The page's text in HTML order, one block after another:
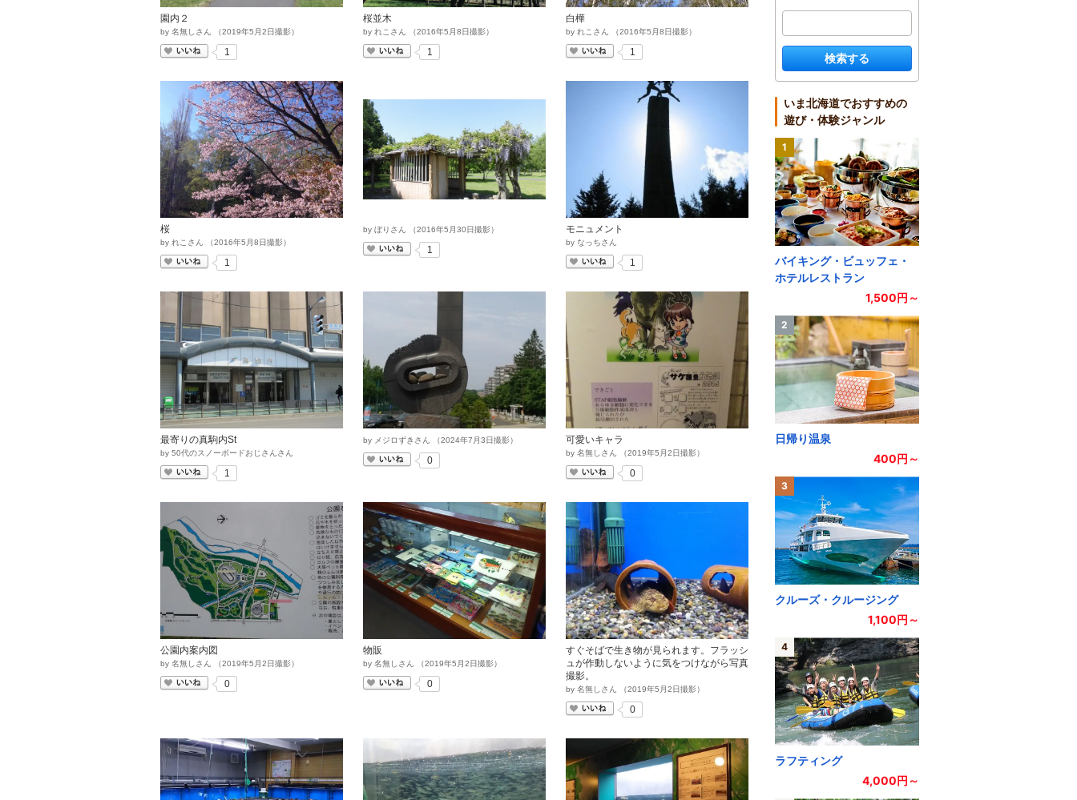
園内２
by 名無しさん （2019年5 月2日撮影）
いいね
1
桜並木
by れこさん （2016年5 月8日撮影）
いいね
1
白樺
by れこさん （2016年5 月8日撮影）
いいね
1
桜
by れこさん （2016年5 月8日撮影）
いいね
1
by ぼりさん （2016年5 月30日撮影）
いいね
1
モニュメント
by なっちさん
いいね
1
最寄りの真駒内St
by 50代のスノーボードおじさんさん
いいね
1
by メジロずきさん （2024年7 月3日撮影）
いいね
0
可愛いキャラ
by 名無しさん （2019年5 月2日撮影）
いいね
0
公園内案内図
by 名無しさん （2019年5 月2日撮影）
いいね
0
物販
by 名無しさん （2019年5 月2日撮影）
いいね
0
すぐそばで生き物が見られます。フラッシ
ュが作動しないように気をつけながら写真
撮影。
by 名無しさん （2019年5 月2日撮影）
いいね
0
検索する
いま北海道でおすすめの
遊び・体験ジャンル
1
バイキング・ビュッフェ・
ホテルレストラン
1,500円～
2
日帰り温泉
400円～
3
クルーズ・クルージング
1,100円～
4
ラフティング
4,000円～